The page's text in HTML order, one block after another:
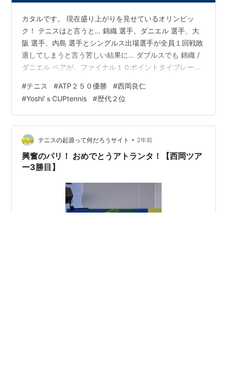
カタルです。 現在盛り上がりを見せているオリンピッ
ク！ テニスはと言うと… 錦織 選手、ダニエル 選手、大
阪 選手、内島 選手とシングルス出場選手が全員１回戦敗
退してしまうと言う苦しい結果に… ダブルスでも 錦織 /
ダニエル ペアが、ファイナル１０ポイントタイブレーク
まさかの展開… 残るは、女子ダブルスの 青山/柴原 ペア
と、ミックスダブルスの 錦織/柴原 ペアだけと言う状態
で、なんだか悲しい気持ちになっていた最中… ATP２５
０ アトランタオープンで決勝に勝ち上がっていた 西岡
良仁（にしおか よしひと）選手が逆転優勝したと言うニ
ュース…
#テニス #ATP２５０優勝 #西岡良仁
#Yoshi‘ｓCUPtennis #歴代２位
テニスの起源って何だろうサイト • 2年前
興奮のパリ！ おめでとうアトランタ！【西岡ツア
ー3勝目】